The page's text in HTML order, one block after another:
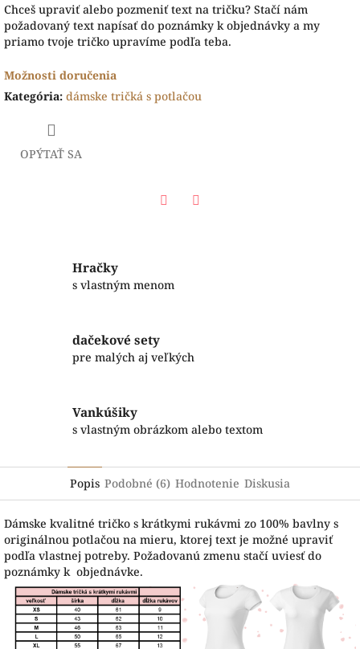
Chceš upraviť alebo pozmeniť text na tričku? Stačí nám
požadovaný text napísať do poznámky k objednávky a my
priamo tvoje tričko upravíme podľa teba.
Možnosti doručenia
Kategória: dámske tričká s potlačou
OPÝTAŤ SA
Hračky
s vlastným menom
dačekové sety
pre malých aj veľkých
Vankúšiky
s vlastným obrázkom alebo textom
Popis Podobné (6) Hodnotenie Diskusia
Dámske kvalitné tričko s krátkymi rukávmi zo 100% bavlny s
originálnou potlačou na mieru, ktorej text je možné upraviť
podľa vlastnej potreby. Požadovanú zmenu stačí uviesť do
poznámky k objednávke.